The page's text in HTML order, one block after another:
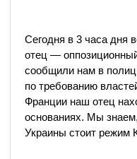
Сегодня в 3 часа дня
отец —
сообщили нам в
по требованию
Франции наш отец
основаниях. Мы
Украины стоит режим